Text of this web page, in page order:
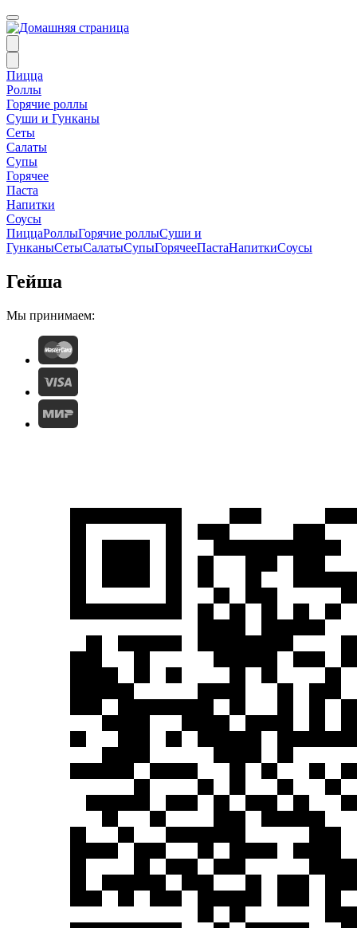
Пицца
Роллы
Горячие роллы
Суши и Гунканы
Сеты
Салаты
Супы
Горячее
Паста
Напитки
Соусы
ПиццаРоллыГорячие роллыСуши и
ГунканыСетыСалатыСупыГорячееПастаНапиткиСоусы
Гейша
Мы принимаем: